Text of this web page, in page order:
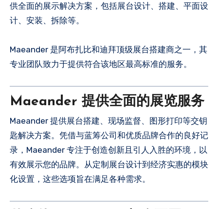
供全面的展示解决方案，包括展台设计、搭建、平面设
计、安装、拆除等。
Maeander 是阿布扎比和迪拜顶级展台搭建商之一，其
专业团队致力于提供符合该地区最高标准的服务。
Maeander 提供全面的展览服务
Maeander 提供展台搭建、现场监督、图形打印等交钥
匙解决方案。凭借与蓝筹公司和优质品牌合作的良好记
录，Maeander 专注于创造创新且引人入胜的环境，以
有效展示您的品牌。从定制展台设计到经济实惠的模块
化设置，这些选项旨在满足各种需求。